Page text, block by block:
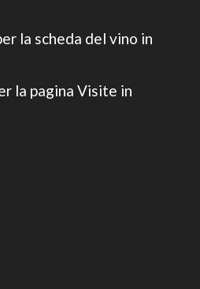
la scheda del vino in
la pagina Visite in